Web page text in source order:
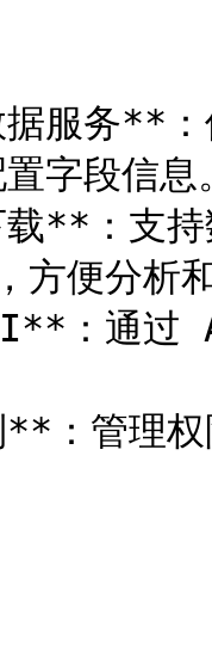
服务**：
字段信息
**：支持
便分析
：通过
：管理权